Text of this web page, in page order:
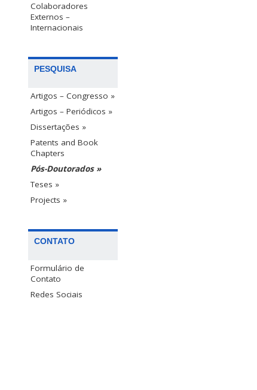
Colaboradores
Externos –
Internacionais
PESQUISA
Artigos – Congresso »
Artigos – Periódicos »
Dissertações »
Patents and Book
Chapters
Pós-Doutorados »
Teses »
Projects »
CONTATO
Formulário de
Contato
Redes Sociais